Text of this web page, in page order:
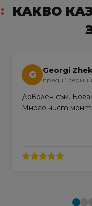
КАКВО
G Georgi
преди 1
Доволен съм.
Много чист